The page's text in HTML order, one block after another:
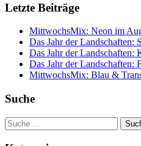
Letzte Beiträge
MittwochsMix: Neon im
Das Jahr der Landschaften:
Das Jahr der Landschaften:
Das Jahr der Landschaften:
MittwochsMix: Blau &
Suche
Suche
nach: